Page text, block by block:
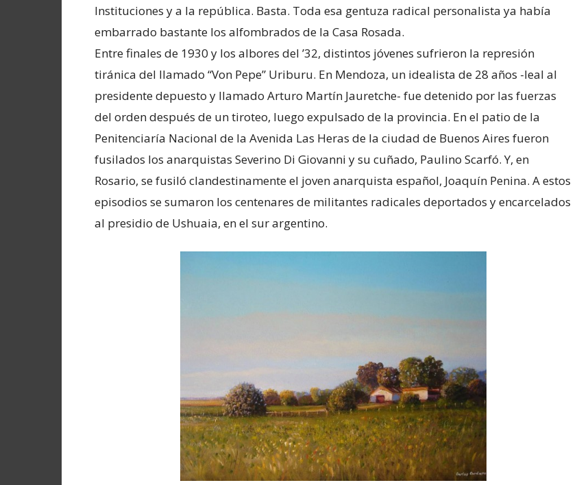
Instituciones y a la república. Basta. Toda esa gentuza radical personalista ya había
embarrado bastante los alfombrados de la Casa Rosada.
Entre finales de 1930 y los albores del ’32, distintos jóvenes sufrieron la represión
tiránica del llamado “Von Pepe” Uriburu. En Mendoza, un idealista de 28 años -leal al
presidente depuesto y llamado Arturo Martín Jauretche- fue detenido por las fuerzas
del orden después de un tiroteo, luego expulsado de la provincia. En el patio de la
Penitenciaría Nacional de la Avenida Las Heras de la ciudad de Buenos Aires fueron
fusilados los anarquistas Severino Di Giovanni y su cuñado, Paulino Scarfó. Y, en
Rosario, se fusiló clandestinamente el joven anarquista español, Joaquín Penina. A estos
episodios se sumaron los centenares de militantes radicales deportados y encarcelados
al presidio de Ushuaia, en el sur argentino.